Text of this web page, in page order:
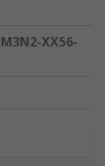
XX56-